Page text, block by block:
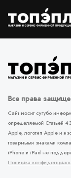
Все права
Сайт носит сугубо
определяемой Статьей
Apple, логотип Apple и
товарными знаками
iPhone и iPad не
Политика